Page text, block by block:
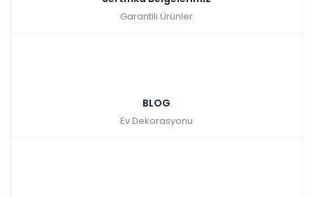
Garantili Ürünler
BLOG
Ev Dekorasyonu